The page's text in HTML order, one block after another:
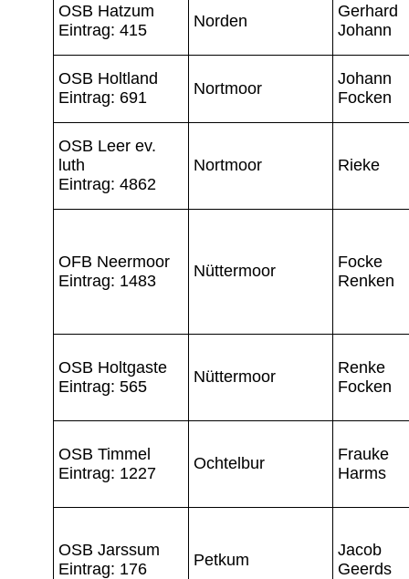
OSB Hatzum
Eintrag: 415
Norden
Gerhard
Johann
OSB Holtland
Eintrag: 691
Nortmoor
Johann
Focken
OSB Leer ev.
luth
Eintrag: 4862
Nortmoor Rieke
OFB Neermoor
Eintrag: 1483
Nüttermoor
Focke
Renken
OSB Holtgaste
Eintrag: 565
Nüttermoor
Renke
Focken
OSB Timmel
Eintrag: 1227
Ochtelbur
Frauke
Harms
OSB Jarssum
Eintrag: 176
Petkum
Jacob
Geerds